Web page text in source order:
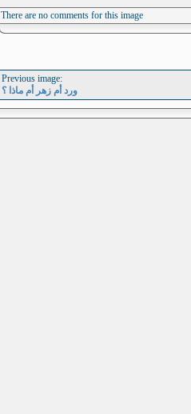
There are no comments for this image
Previous image:
ورد أم زهر أم ماذا ؟